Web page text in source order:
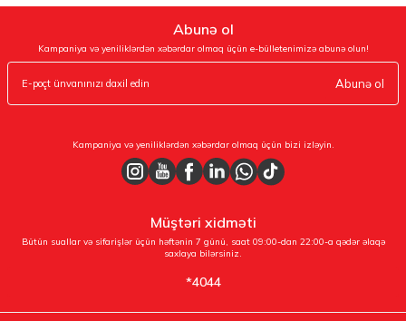
Abunə ol
Kampaniya və yeniliklərdən xəbərdar olmaq üçün e-bülletenimizə abunə olun!
Abunə ol
Kampaniya və yeniliklərdən xəbərdar olmaq üçün bizi izləyin.
Müştəri xidməti
Bütün suallar və sifarişlər üçün həftənin 7 günü, saat 09:00-dan 22:00-a qədər əlaqə
saxlaya bilərsiniz.
*4044